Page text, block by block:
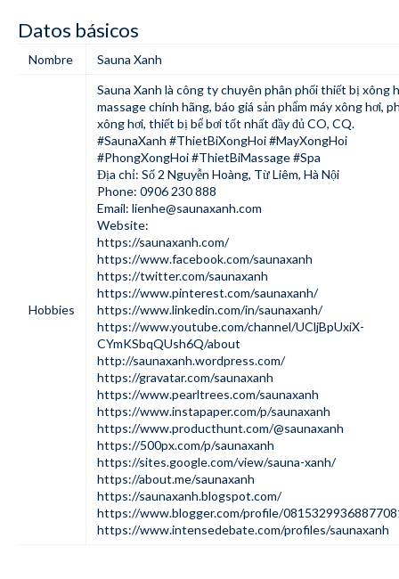
Datos básicos
Nombre Sauna Xanh
Hobbies
Sauna Xanh là công ty chuyên phân phối thiết bị xông
massage chính hãng, báo giá sản phẩm máy xông hơi,
xông hơi, thiết bị bể bơi tốt nhất đầy đủ CO, CQ.
#SaunaXanh #ThietBiXongHoi #MayXongHoi
#PhongXongHoi #ThietBiMassage #Spa
Địa chỉ: Số 2 Nguyễn Hoàng, Từ Liêm, Hà Nội
Phone: 0906 230 888
Email: lienhe@saunaxanh.com
Website:
https://saunaxanh.com/
https://www.facebook.com/saunaxanh
https://twitter.com/saunaxanh
https://www.pinterest.com/saunaxanh/
https://www.linkedin.com/in/saunaxanh/
https://www.youtube.com/channel/UCljBpUxiX-
CYmKSbqQUsh6Q/about
http://saunaxanh.wordpress.com/
https://gravatar.com/saunaxanh
https://www.pearltrees.com/saunaxanh
https://www.instapaper.com/p/saunaxanh
https://www.producthunt.com/@saunaxanh
https://500px.com/p/saunaxanh
https://sites.google.com/view/sauna-xanh/
https://about.me/saunaxanh
https://saunaxanh.blogspot.com/
https://www.blogger.com/profile/
https://www.intensedebate.com/profiles/saunaxanh